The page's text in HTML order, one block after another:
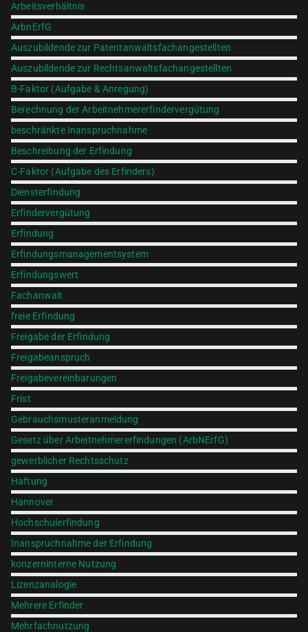
Arbeitsverhältnis
ArbnErfG
Auszubildende zur Patentanwaltsfachangestellten
Auszubildende zur Rechtsanwaltsfachangestellten
B-Faktor (Aufgabe & Anregung)
Berechnung der Arbeitnehmererfindervergütung
beschränkte Inanspruchnahme
Beschreibung der Erfindung
C-Faktor (Aufgabe des Erfinders)
Diensterfindung
Erfindervergütung
Erfindung
Erfindungsmanagementsystem
Erfindungswert
Fachanwalt
freie Erfindung
Freigabe der Erfindung
Freigabeanspruch
Freigabevereinbarungen
Frist
Gebrauchsmusteranmeldung
Gesetz über Arbeitnehmererfindungen (ArbNErfG)
gewerblicher Rechtsschutz
Haftung
Hannover
Hochschulerfindung
Inanspruchnahme der Erfindung
konzerninterne Nutzung
Lizenzanalogie
Mehrere Erfinder
Mehrfachnutzung